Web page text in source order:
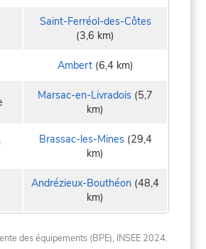
Saint-Ferréol-des-Côtes
(3,6 km)
Ambert(6,4 km)
Marsac-en-Livradois (5,7
km)
Brassac-les-Mines(29,4
km)
Andrézieux-Bouthéon (48,4
km)
des équipements (BPE), INSEE 2024.